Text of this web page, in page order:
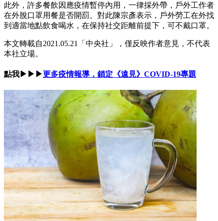
此外，許多餐飲因應疫情暫停內用，一律採外帶，戶外工作者
在外脫口罩用餐是否開罰。對此陳宗彥表示，戶外勞工在外找
到適當地點飲食喝水，在保持社交距離前提下，可不戴口罩。
本文轉載自2021.05.21 「中央社」
，僅反映作者意見，不代表
本社立場。
點我▶▶▶更多疫情報導，鎖定《遠見》COVID-19專題